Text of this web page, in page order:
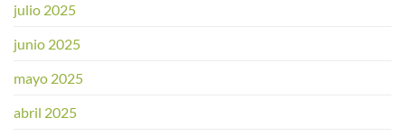
julio 2025
junio 2025
mayo 2025
abril 2025